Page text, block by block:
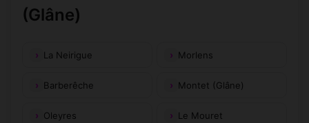
(Glâne)
La Neirigue Morlens
Barberêche Montet (Glâne)
Oleyres Le Mouret